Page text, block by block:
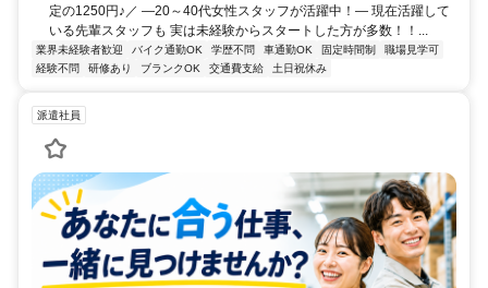
定の1250円♪／ ―20～40代女性スタッフが活躍中！― 現在活躍して
いる先輩スタッフも 実は未経験からスタートした方が多数！！...
業界未経験者歓迎 バイク通勤OK 学歴不問 車通勤OK 固定時間制
職場見学可
経験不問
研修あり ブランクOK 交通費支給 土日祝休み
派遣社員